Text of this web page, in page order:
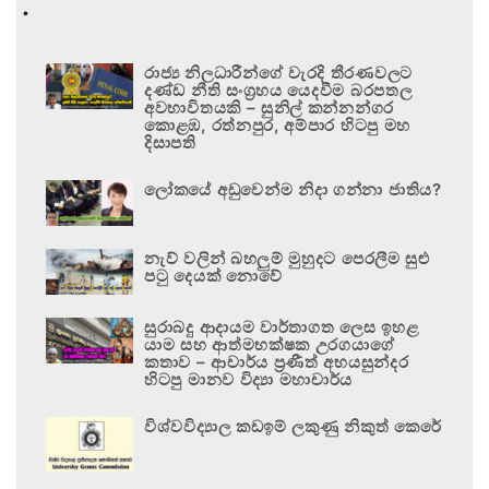
රාජ්‍ය නිලධාරීන්ගේ වැරදි තීරණවලට
දණ්ඩ නීති සංග්‍රහය යෙදවීම බරපතල
අවභාවිතයකි – සුනිල් කන්නන්ගර
කොළඹ, රත්නපුර, අම්පාර හිටපු මහ
දිසාපති
ලෝකයේ අඩුවෙන්ම නිදා ගන්නා ජාතිය?
නැව් වලින් බහලුම් මුහුදට පෙරලීම සුළු
පටු දෙයක් නොවේ
සුරාබදු ආදායම වාර්තාගත ලෙස ඉහළ
යාම සහ ආත්මභක්ෂක උරගයාගේ
කතාව – ආචාර්ය ප්‍රණීත් අභයසුන්දර
හිටපු මානව විද්‍යා මහාචාර්ය
විශ්වවිද්‍යාල කඩඉම් ලකුණු නිකුත් කෙරේ